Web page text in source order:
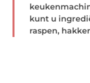
kunt u
raspen,